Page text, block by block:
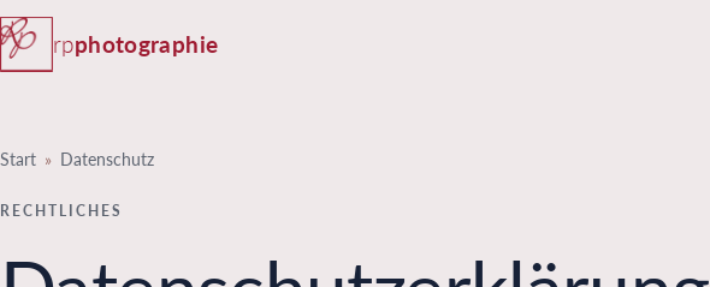
rpphotographie
Start » Datenschutz
RECHTLICHES